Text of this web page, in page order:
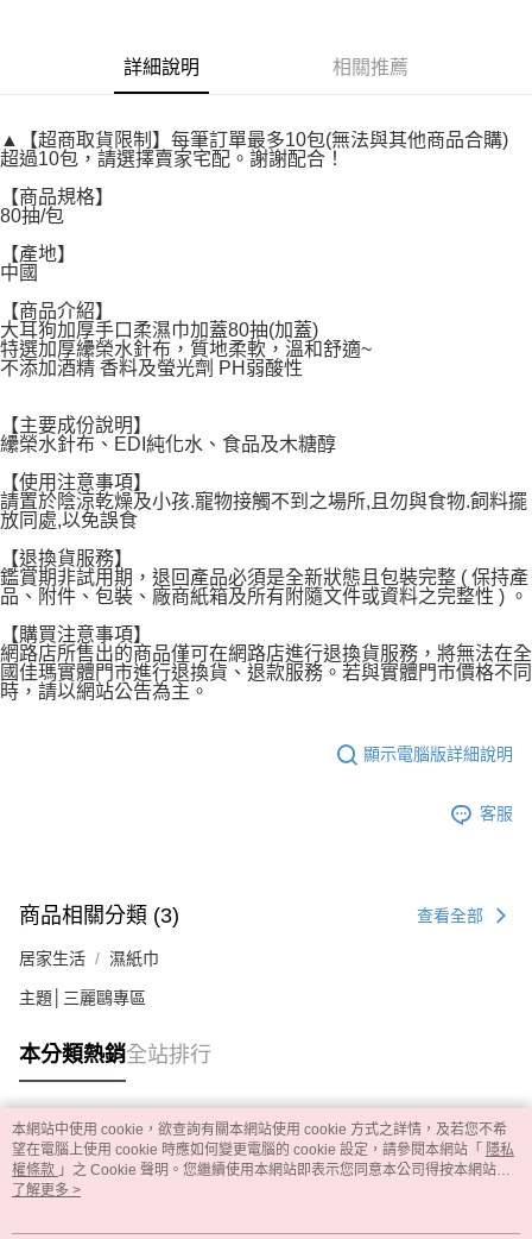
每筆NT$60，滿NT$599(含以上)免運費
每筆NT$60，滿NT$599(含以上)免運費
宅配
每筆NT$120，滿NT$1,999(含以上)免運費
詳細說明 相關推薦
▲【超商取貨限制】每筆訂單最多10包(無法與其他商品合購)
超過10包，請選擇賣家宅配。謝謝配合！
【商品規格】
80抽/包
【產地】
中國
【商品介紹】
大耳狗加厚手口柔濕巾加蓋80抽(加蓋)
特選加厚纝榮水針布，質地柔軟，溫和舒適~
不添加酒精 香料及螢光劑 PH弱酸性
【主要成份說明】
纝榮水針布、EDI純化水、食品及木糖醇
【使用注意事項】
請置於陰涼乾燥及小孩.寵物接觸不到之場所,且勿與食物.飼料擺
放同處,以免誤食
【退換貨服務】
鑑賞期非試用期，退回產品必須是全新狀態且包裝完整 ( 保持產
品、附件、包裝、廠商紙箱及所有附隨文件或資料之完整性 ) 。
【購買注意事項】
網路店所售出的商品僅可在網路店進行退換貨服務，將無法在全
國佳瑪實體門市進行退換貨、退款服務。若與實體門市價格不同
時，請以網站公告為主。
顯示電腦版詳細說明
客服
商品相關分類 (3) 查看全部
居家生活 濕紙巾
主題│三麗鷗專區
本分類熱銷全站排行
熱門標籤
本網站中使用 cookie，欲查詢有關本網站使用 cookie 方式之詳情，及若您不希
望在電腦上使用 cookie 時應如何變更電腦的 cookie 設定，請參閱本網站「 隱私
權條款 」之 Cookie 聲明。您繼續使用本網站即表示您同意本公司得按本網站使
用條款之 Cookie 聲明使用 cookie。
了解更多 >